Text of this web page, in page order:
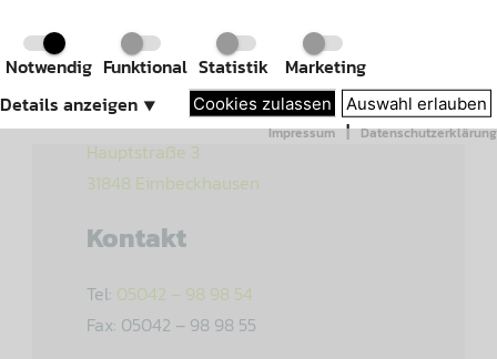
Notwendig Funktional Statistik Marketing
Cookies zulassen Auswahl erlauben
Details anzeigen ⯆
Impressum | Datenschutzerklärung
Hauptstraße 3
31848 Eimbeckhausen
Kontakt
Tel: 05042 – 98 98 54
Fax: 05042 – 98 98 55